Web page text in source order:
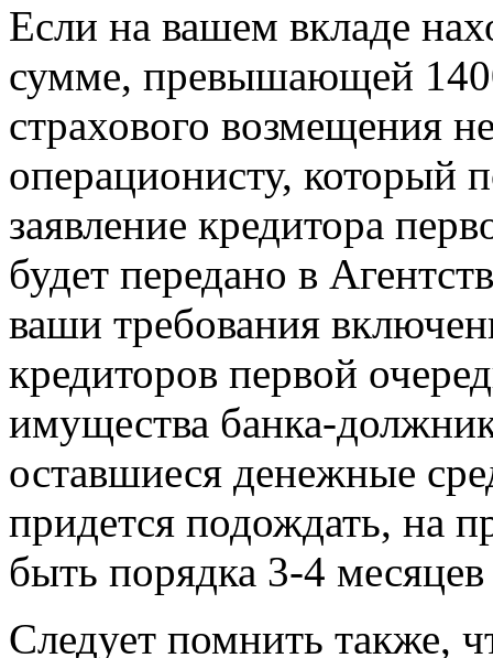
Если на вашем вкладе
сумме, превышающей
страхового возмещения
операционисту, который
заявление кредитора
будет передано в
ваши требования
кредиторов первой
имущества банка-
оставшиеся денежные
придется подождать, на
быть порядка 3-4
Следует помнить также,